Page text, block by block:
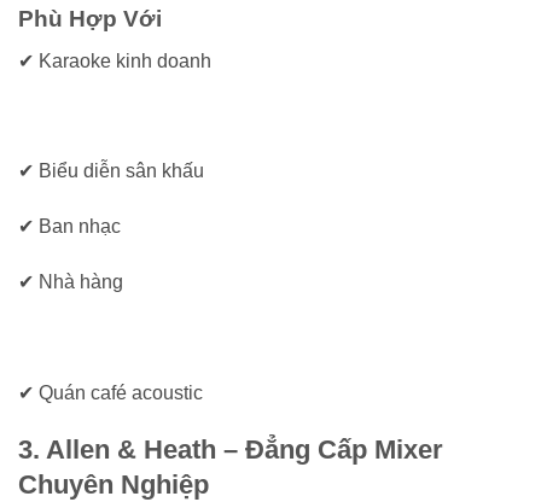
Phù Hợp Với
✔ Karaoke kinh doanh
✔ Biểu diễn sân khấu
✔ Ban nhạc
✔ Nhà hàng
✔ Quán café acoustic
3. Allen & Heath – Đẳng Cấp Mixer
Chuyên Nghiệp